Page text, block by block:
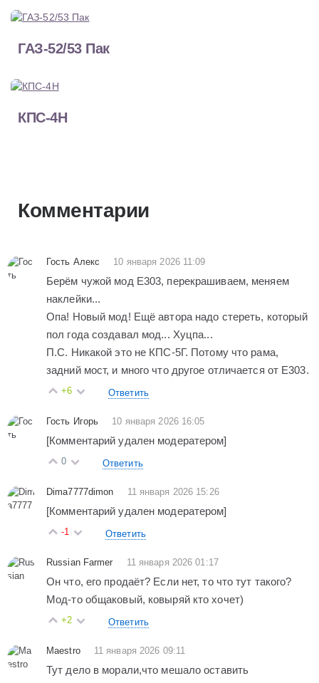
ГАЗ-52/53 Пак
КПС-4Н
Комментарии
Гость Алекс 10 января 2026 11:09
Берём чужой мод Е303, перекрашиваем, меняем
наклейки...
Опа! Новый мод! Ещё автора надо стереть, который
пол года создавал мод... Хуцпа...
П.С. Никакой это не КПС-5Г. Потому что рама,
задний мост, и много что другое отличается от Е303.
+6 Ответить
Гость Игорь 10 января 2026 16:05
[Комментарий удален модератером]
0 Ответить
Dima7777dimon 11 января 2026 15:26
[Комментарий удален модератером]
-1 Ответить
Russian Farmer 11 января 2026 01:17
Он что, его продаёт? Если нет, то что тут такого?
Мод-то общаковый, ковыряй кто хочет)
+2 Ответить
Maestro 11 января 2026 09:11
Тут дело в морали,что мешало оставить